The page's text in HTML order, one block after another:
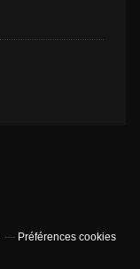
Préférences cookies